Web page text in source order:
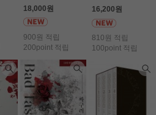
18,000원
900원 적립
200point 적립
16,200원
810원 적립
100point 적립